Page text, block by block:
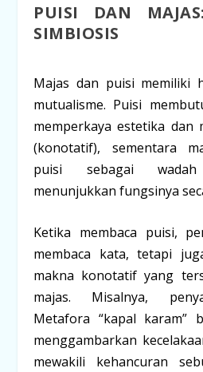
PUISI DAN
SIMBIOSIS
Majas dan puisi memiliki
mutualisme. Puisi
memperkaya estetika dan
(konotatif), sementara
puisi sebagai
menunjukkan fungsinya
Ketika membaca puisi,
membaca kata, tetapi
makna konotatif yang
majas. Misalnya,
Metafora “kapal karam”
menggambarkan
mewakili kehancuran